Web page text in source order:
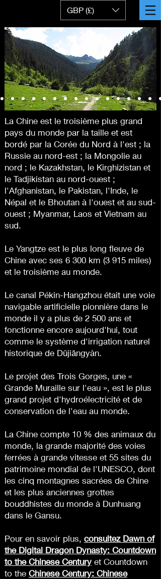
GBP (£)
La Chine est le troisième plus grand
pays du monde par la taille et est
bordé par la Corée du Nord à l'est ; la
Russie au nord-est ; la Mongolie au
nord ; le Kazakhstan, le Kirghizistan et
le Tadjikistan au nord-ouest ;
l'Afghanistan, le Pakistan, l'Inde, le
Népal et le Bhoutan à l'ouest et au sud-
ouest ; Myanmar, Laos et Vietnam au
sud.
Le Yangtze est le plus long fleuve de
Chine avec ses 6 300 km (3 915 miles)
et le troisième au monde.
Le canal Pékin-Hangzhou était une voie
navigable artificielle pionnière dans le
monde il y a plus de 2 500 ans et
fonctionne encore aujourd'hui, tout
comme le système d'irrigation naturel
historique de Dūjiāngyàn.
Le projet des Trois Gorges, une «
Grande Muraille sur l'eau », est le plus
grand projet d'hydroélectricité et de
conservation de l'eau au monde.
La Chine compte 10 % des animaux du
monde, la grande majorité des voies
ferrées à grande vitesse et 55 sites du
patrimoine mondial de l'UNESCO, dont
les cinq montagnes sacrées de Chine
et les plus anciennes grottes
bouddhistes du monde à Dunhuang
dans le Gansu.
Pour en savoir plus, consultez Dawn of
the Digital Dragon Dynasty: Countdown
to the Chinese Century et Countdown
to the Chinese Century: Chinese